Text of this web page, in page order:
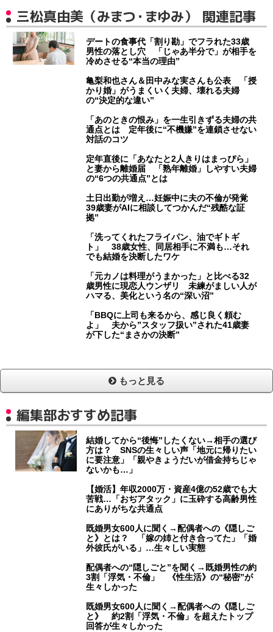
三松真由美（みまつ・まゆみ） 関連記事
デートの食事代「割り勘」でフラれた33歳
男性の落とし穴 「じゃあ半分で」が相手を
冷めさせる“本当の理由”
亀梨和也さん＆田中みな実さんも公表 「授
かり婚」がうまくいく夫婦、壊れる夫婦
の“決定的な違い”
「あのときの恨み」を一生引きずる夫婦の共
通点とは 定年後に“不機嫌”を連鎖させない
対話のコツ
定年直後に「あなたと2人きりはまっぴら」
と妻から離婚届 「熟年離婚」しやすい夫婦
の“6つの共通点”とは
土日出勤が増え…妊娠中に夫の不倫が発覚
39歳妻がAIに相談してつかんだ“残酷な証
拠”
「洗ってくれたフライパン、油でギトギ
ト」 38歳女性、同居相手に不満も…それ
でも結婚を決断したワケ
「元カノは料理がうまかった」と比べる32
歳男性に現恋人ウンザリ 未練がましい人が
ハマる、美化という名の“深い沼”
「BBQに上司も来るから、感じ良く頼む
よ」 夫から”スタッフ扱い”された41歳妻
が下した“まさかの決断”
もっと見る
編集部おすすめ記事
結婚してから“後悔”したくない→相手の選び
方は？ SNSの生々しい声「地元に帰りたい
に要注意」「親やきょうだいが借金持ちじゃ
ないかも…」
【婚活】年収2000万・資産4億の52歳でも大
苦戦…「おぢアタック」に玉砕する高齢男性
にありがちな共通点
既婚男女600人に聞く→配偶者への《隠しご
と》とは？ 「嫁の姉と付き合ってた」「婚
外彼氏がいる」…生々しい実態
配偶者への“隠しごと”を聞く→既婚男性の約
3割「浮気・不倫」 《性生活》の“秘密”が
生々しかった
既婚男女600人に聞く→配偶者への《隠しご
と》 約2割「浮気・不倫」を超えたトップ
回答が生々しかった